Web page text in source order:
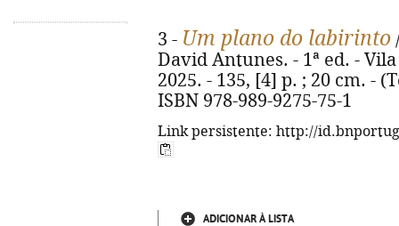
3 - Um plano do labirinto
David Antunes. - 1ª ed. -
2025. - 135, [4] p. ; 20 cm. -
ISBN 978-989-9275-75-1
Link persistente: http://
ADICIONAR À LISTA